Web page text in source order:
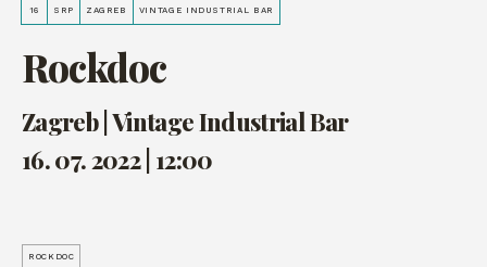
16 SRP ZAGREB VINTAGE INDUSTRIAL BAR
Rockdoc
Zagreb | Vintage Industrial Bar
16. 07. 2022 | 12:00
ROCKDOC